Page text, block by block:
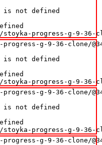
is not defined
progress-g-9-36-
g-9-36-clone/
is not defined
progress-g-9-36-
g-9-36-clone/
is not defined
progress-g-9-36-
g-9-36-clone/